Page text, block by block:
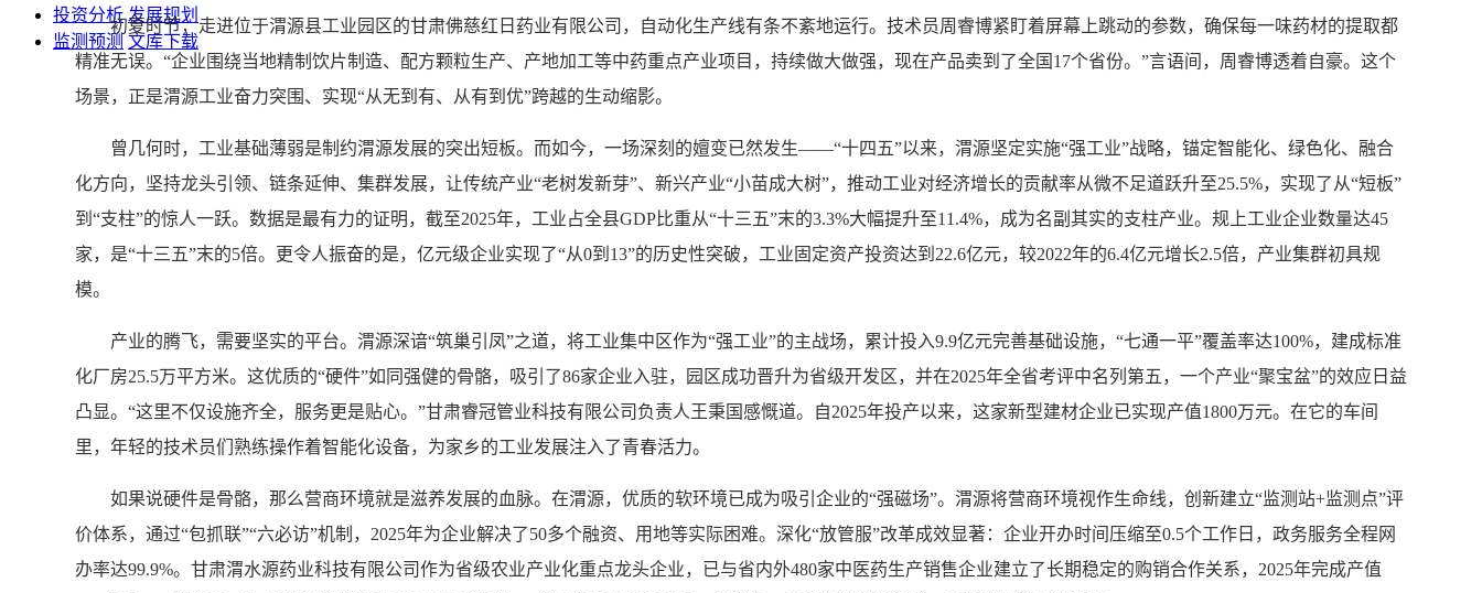
投资分析 发展规划
监测预测 文库下载
初夏时节，走进位于渭源县工业园区的甘肃佛慈红日药业有限公司，自动化生产线有条不紊地运行。技术员周睿博紧盯着屏幕上跳动的参数，确保每一味药材的提取都
精准无误。“企业围绕当地精制饮片制造、配方颗粒生产、产地加工等中药重点产业项目，持续做大做强，现在产品卖到了全国17个省份。”言语间，周睿博透着自豪。这个
场景，正是渭源工业奋力突围、实现“从无到有、从有到优”跨越的生动缩影。
曾几何时，工业基础薄弱是制约渭源发展的突出短板。而如今，一场深刻的嬗变已然发生——“十四五”以来，渭源坚定实施“强工业”战略，锚定智能化、绿色化、融合
化方向，坚持龙头引领、链条延伸、集群发展，让传统产业“老树发新芽”、新兴产业“小苗成大树”，推动工业对经济增长的贡献率从微不足道跃升至25.5%，实现了从“短板”
到“支柱”的惊人一跃。数据是最有力的证明，截至2025年，工业占全县GDP比重从“十三五”末的3.3%大幅提升至11.4%，成为名副其实的支柱产业。规上工业企业数量达45
家，是“十三五”末的5倍。更令人振奋的是，亿元级企业实现了“从0到13”的历史性突破，工业固定资产投资达到22.6亿元，较2022年的6.4亿元增长2.5倍，产业集群初具规
模。
产业的腾飞，需要坚实的平台。渭源深谙“筑巢引凤”之道，将工业集中区作为“强工业”的主战场，累计投入9.9亿元完善基础设施，“七通一平”覆盖率达100%，建成标准
化厂房25.5万平方米。这优质的“硬件”如同强健的骨骼，吸引了86家企业入驻，园区成功晋升为省级开发区，并在2025年全省考评中名列第五，一个产业“聚宝盆”的效应日益
凸显。“这里不仅设施齐全，服务更是贴心。”甘肃睿冠管业科技有限公司负责人王秉国感慨道。自2025年投产以来，这家新型建材企业已实现产值1800万元。在它的车间
里，年轻的技术员们熟练操作着智能化设备，为家乡的工业发展注入了青春活力。
如果说硬件是骨骼，那么营商环境就是滋养发展的血脉。在渭源，优质的软环境已成为吸引企业的“强磁场”。渭源将营商环境视作生命线，创新建立“监测站+监测点”评
价体系，通过“包抓联”“六必访”机制，2025年为企业解决了50多个融资、用地等实际困难。深化“放管服”改革成效显著：企业开办时间压缩至0.5个工作日，政务服务全程网
办率达99.9%。甘肃渭水源药业科技有限公司作为省级农业产业化重点龙头企业，已与省内外480家中医药生产销售企业建立了长期稳定的购销合作关系，2025年完成产值